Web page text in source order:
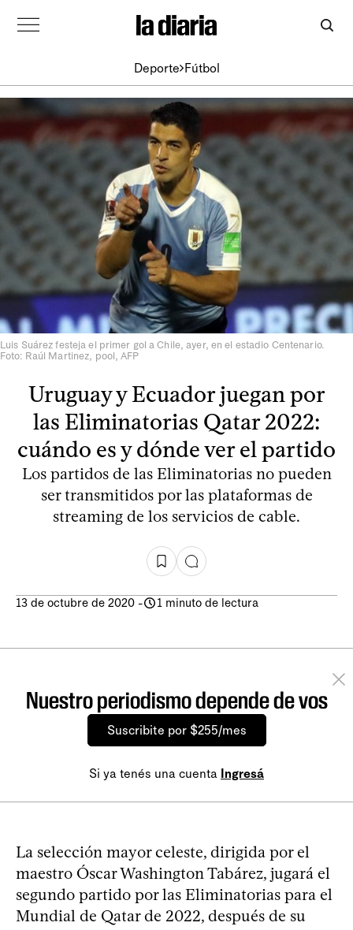
Deporte Fútbol
Luis Suárez festeja el primer gol a Chile, ayer, en el estadio Centenario.
Foto: Raúl Martinez, pool, AFP
Uruguay y Ecuador juegan por
las Eliminatorias Qatar 2022:
cuándo es y dónde ver el partido
Los partidos de las Eliminatorias no pueden
ser transmitidos por las plataformas de
streaming de los servicios de cable.
13 de octubre de 2020 - 1 minuto de lectura
Nuestro periodismo depende de vos
Suscribite por $255/mes
Si ya tenés una cuenta Ingresá
La selección mayor celeste, dirigida por el
maestro Óscar Washington Tabárez, jugará el
segundo partido por las Eliminatorias para el
Mundial de Qatar de 2022, después de su